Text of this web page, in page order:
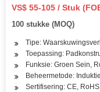
VS$ 55-105 / Stuk
100 stukke (MOQ)
Tipe:
Toepassing:
Funksie: Groen Sein,
Beheermetode:
Sertifisering: CE,